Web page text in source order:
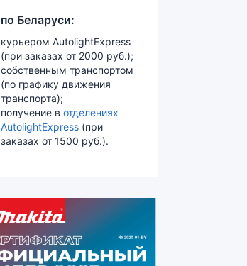
по Беларуси:
курьером AutolightExpress
(при заказах от 2000 руб.);
собственным транспортом
(по графику движения
транспорта);
получение в отделениях
AutolightExpress (при
заказах от 1500 руб.).